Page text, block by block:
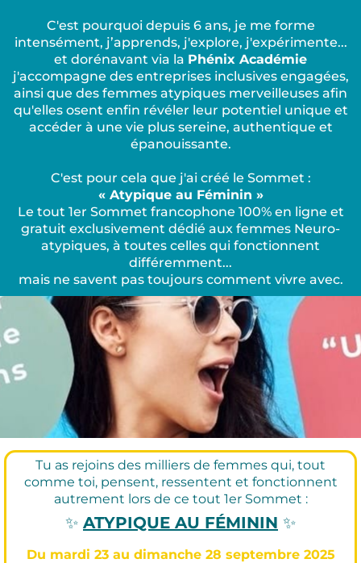
C'est pourquoi depuis 6 ans, je me forme
intensément, j’apprends, j'explore, j'expérimente...
et dorénavant via la Phénix Académie
j'accompagne des entreprises inclusives engagées,
ainsi que des femmes atypiques merveilleuses afin
qu'elles osent enfin révéler leur potentiel unique et
accéder à une vie plus sereine, authentique et
épanouissante.
C'est pour cela que j'ai créé le Sommet :
« Atypique au Féminin »
Le tout 1er Sommet francophone 100% en ligne et
gratuit exclusivement dédié aux femmes Neuro-
atypiques, à toutes celles qui fonctionnent
différemment...
mais ne savent pas toujours comment vivre avec.
Tu as rejoins des milliers de femmes qui, tout
comme toi, pensent, ressentent et fonctionnent
autrement lors de ce tout 1er Sommet :
✨ ATYPIQUE AU FÉMININ ✨
Du mardi 23 au dimanche 28 septembre 2025